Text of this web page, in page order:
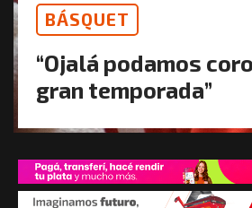
BÁSQUET
“Ojalá podamos
gran temporada”